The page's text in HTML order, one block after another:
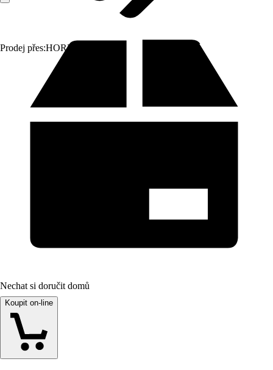
Prodej přes:HORNBACH
Nechat si doručit domů
Koupit on-line